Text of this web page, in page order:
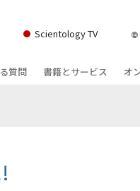
Scientology TV
質問
トロジーの組織
書籍とサービス オ